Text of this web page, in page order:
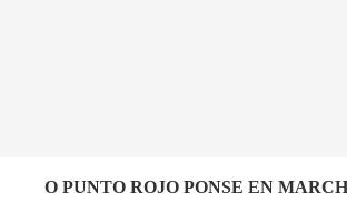
O PUNTO ROJO PONSE EN